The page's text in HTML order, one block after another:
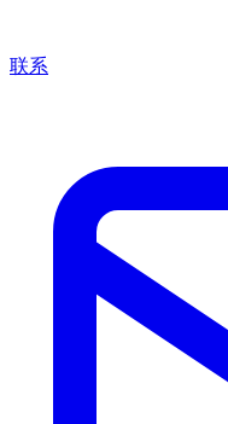
联系